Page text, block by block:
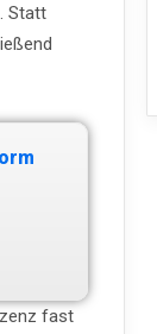
Statt
fast